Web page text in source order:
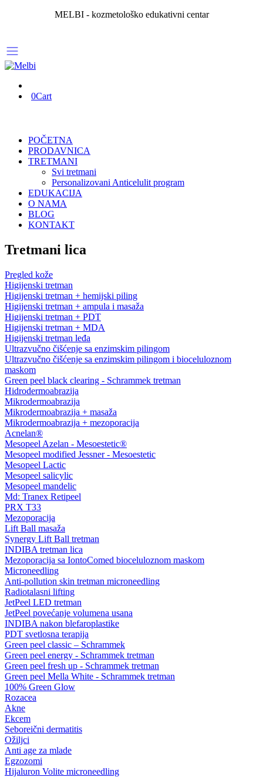
MELBI - kozmetološko edukativni centar
0Cart
POČETNA
PRODAVNICA
TRETMANI
Svi tretmani
Personalizovani Anticelulit program
EDUKACIJA
O NAMA
BLOG
KONTAKT
Tretmani lica
Pregled kože
Higijenski tretman
Higijenski tretman + hemijski piling
Higijenski tretman + ampula i masaža
Higijenski tretman + PDT
Higijenski tretman + MDA
Higijenski tretman leđa
Ultrazvučno čišćenje sa enzimskim pilingom
Ultrazvučno čišćenje sa enzimskim pilingom i bioceluloznom
maskom
Green peel black clearing - Schrammek tretman
Hidrodermoabrazija
Mikrodermoabrazija
Mikrodermoabrazija + masaža
Mikrodermoabrazija + mezoporacija
Acnelan®
Mesopeel Azelan - Mesoestetic®
Mesopeel modified Jessner - Mesoestetic
Mesopeel Lactic
Mesopeel salicylic
Mesopeel mandelic
Md: Tranex Retipeel
PRX T33
Mezoporacija
Lift Ball masaža
Synergy Lift Ball tretman
INDIBA tretman lica
Mezoporacija sa IontoComed bioceluloznom maskom
Microneedling
Anti-pollution skin tretman microneedling
Radiotalasni lifting
JetPeel LED tretman
JetPeel povećanje volumena usana
INDIBA nakon blefaroplastike
PDT svetlosna terapija
Green peel classic – Schrammek
Green peel energy - Schrammek tretman
Green peel fresh up - Schrammek tretman
Green peel Mella White - Schrammek tretman
100% Green Glow
Rozacea
Akne
Ekcem
Seboreični dermatitis
Ožiljci
Anti age za mlade
Egzozomi
Hijaluron Volite microneedling